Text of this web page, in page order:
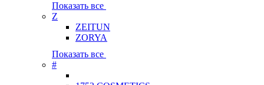
Показать все
Z
ZEITUN
ZORYA
Показать все
#